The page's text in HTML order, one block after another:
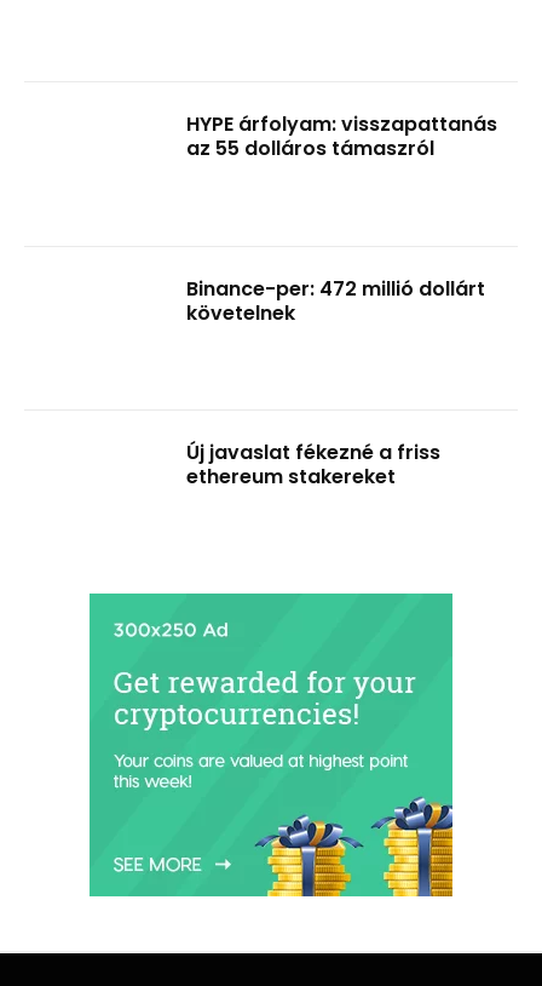
HYPE árfolyam: visszapattanás
az 55 dolláros támaszról
Binance-per: 472 millió dollárt
követelnek
Új javaslat fékezné a friss
ethereum stakereket